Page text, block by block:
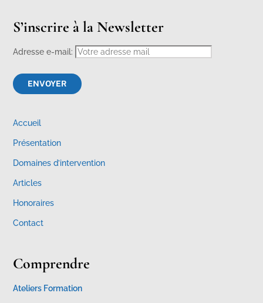
S’inscrire à la Newsletter
Adresse e-mail:
Accueil
Présentation
Domaines d’intervention
Articles
Honoraires
Contact
Comprendre
Ateliers Formation